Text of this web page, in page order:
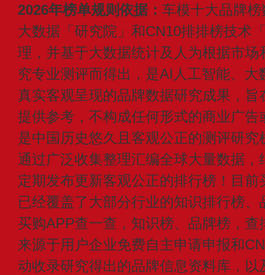
2026年榜单规则依据： 车模十大品牌
大数据「研究院」和CN10排排榜技术
理，并基于大数据统计及人为根据市
究专业测评而得出，是AI人工智能、
真实客观呈现的品牌数据研究成果，
提供参考，不构成任何形式的商业广
是中国历史悠久且客观公正的测评研
通过广泛收集整理汇编全球大量数据
定期发布更新客观公正的排行榜！目
已经覆盖了大部分行业的知识排行榜
买购APP查一查，知识榜、品牌榜，
来源于用户企业免费自主申请申报和
动收录研究得出的品牌信息资料库，